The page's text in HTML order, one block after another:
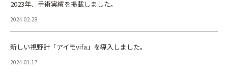
2023年、手術実績を掲載しました。
2024.02.28
新しい視野計「アイモvifa」を導入しました。
2024.01.17